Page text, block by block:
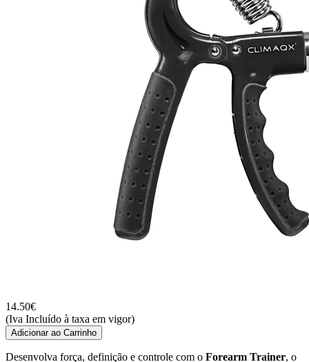
14.50€
(Iva Incluído à taxa em vigor)
Adicionar ao Carrinho
Desenvolva força, definição e controle com o Forearm Trainer, o